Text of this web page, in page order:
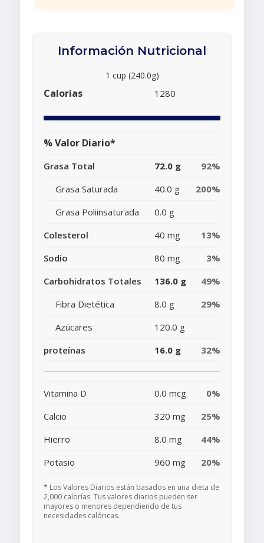
Información Nutricional
1 cup (240.0g)
Calorías 1280
% Valor Diario*
Grasa Total 72.0 g
92%
Grasa Saturada
40.0 g
200%
Grasa Poliinsaturada
0.0 g
Colesterol
40 mg
13%
Sodio
80 mg
3%
Carbohidratos Totales
136.0 g
49%
Fibra Dietética
8.0 g
29%
Azúcares
120.0 g
proteínas
16.0 g 32%
Vitamina D 0.0 mcg
0%
Calcio
320 mg
25%
Hierro
8.0 mg
44%
Potasio
960 mg 20%
* Los Valores Diarios están basados en una dieta de
2,000 calorías. Tus valores diarios pueden ser
mayores o menores dependiendo de tus
necesidades calóricas.